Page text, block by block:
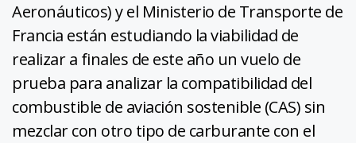
Aeronáuticos) y el Ministerio de Transporte de
Francia están estudiando la viabilidad de
realizar a finales de este año un vuelo de
prueba para analizar la compatibilidad del
combustible de aviación sostenible (CAS) sin
mezclar con otro tipo de carburante con el